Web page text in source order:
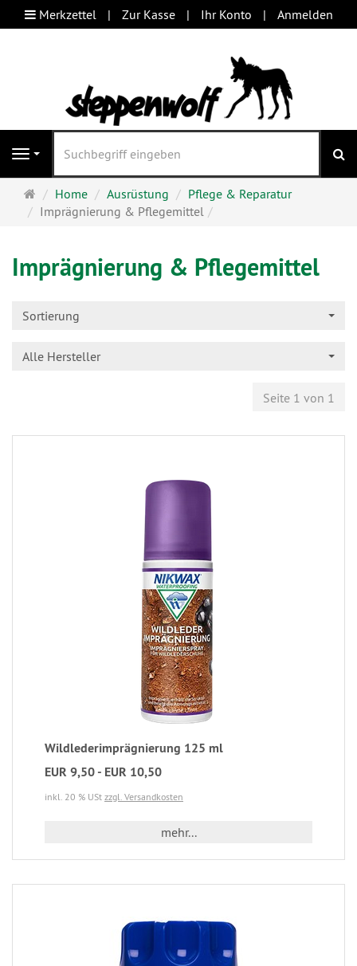
Merkzettel Zur Kasse Ihr Konto Anmelden
Navigation
Startseite
Home Ausrüstung
Pflege & Reparatur
Imprägnierung & Pflegemittel
Imprägnierung & Pflegemittel
Sortierung
Alle Hersteller
Seite 1 von 1
Wildlederimprägnierung 125 ml
EUR 9,50 - EUR 10,50
inkl. 20 % USt zzgl. Versandkosten
mehr...